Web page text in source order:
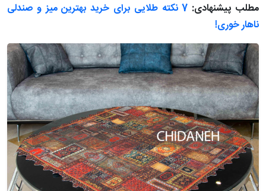
مطلب پیشنهادی:
7 نکته طلایی برای خرید بهترین میز و صندلی
ناهار خوری!